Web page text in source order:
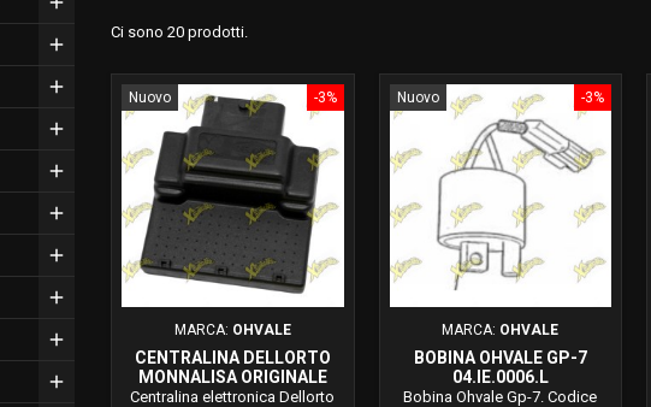
Ci sono 20 prodotti.
-3%
Nuovo
MARCA: OHVALE
CENTRALINA DELLORTO
MONNALISA ORIGINALE
OHVALE GP-7 04.MO.0020.L
Centralina elettronica Dellorto
-3%
Nuovo
MARCA: OHVALE
BOBINA OHVALE GP-7
04.IE.0006.L
Bobina Ohvale Gp-7. Codice